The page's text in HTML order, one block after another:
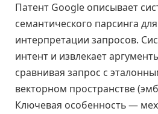
Патент Google описывает
семантического парсинга
интерпретации запросов.
интент и извлекает
сравнивая запрос с
векторном пространстве
Ключевая особенность —